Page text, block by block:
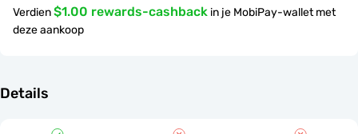
Verdien$1.00 rewards-cashback in je MobiPay-wallet met
deze aankoop
Details